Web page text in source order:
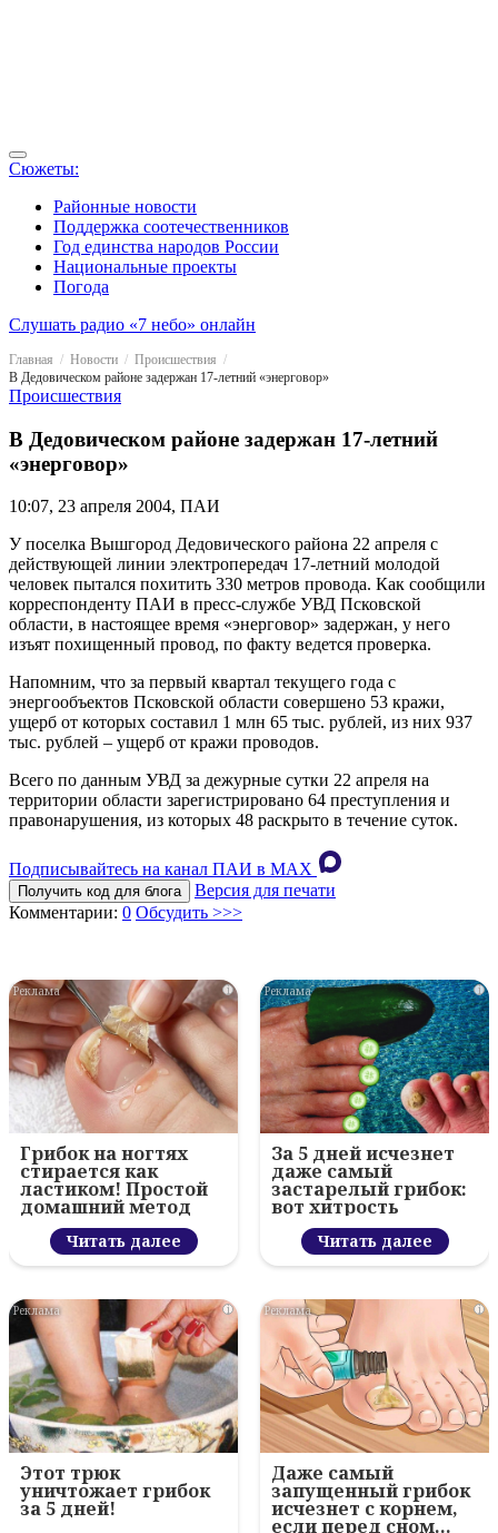
Сюжеты:
Районные новости
Поддержка соотечественников
Год единства народов России
Национальные проекты
Погода
Слушать радио «7 небо» онлайн
Главная Новости
Происшествия
В Дедовическом районе задержан 17-летний «энерговор»
Происшествия
В Дедовическом районе задержан 17-летний
«энерговор»
10:07, 23 апреля 2004, ПАИ
У поселка Вышгород Дедовического района 22 апреля с
действующей линии электропередач 17-летний молодой
человек пытался похитить 330 метров провода. Как сообщили
корреспонденту ПАИ в пресс-службе УВД Псковской
области, в настоящее время «энерговор» задержан, у него
изъят похищенный провод, по факту ведется проверка.
Напомним, что за первый квартал текущего года с
энергообъектов Псковской области совершено 53 кражи,
ущерб от которых составил 1 млн 65 тыс. рублей, из них 937
тыс. рублей – ущерб от кражи проводов.
Всего по данным УВД за дежурные сутки 22 апреля на
территории области зарегистрировано 64 преступления и
правонарушения, из которых 48 раскрыто в течение суток.
Подписывайтесь на канал ПАИ в MAХ
Получить код для блога
Версия для печати
Комментарии: 0 Обсудить >>>
i
Грибок на ногтях
стирается как
ластиком! Простой
домашний метод
Читать далее
i
За 5 дней исчезнет
даже самый
застарелый грибок:
вот хитрость
Читать далее
i
Этот трюк
уничтожает грибок
за 5 дней!
i
Даже самый
запущенный грибок
исчезнет с корнем,
если перед сном…